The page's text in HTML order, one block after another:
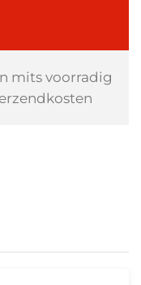
mits voorradig